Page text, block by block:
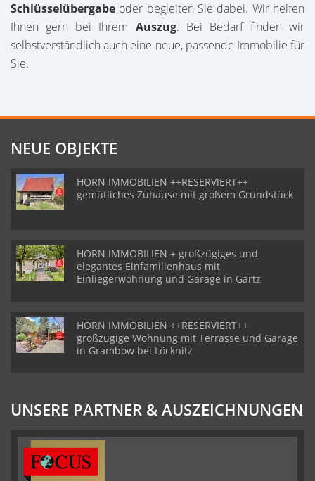
Schlüsselübergabe oder begleiten Sie dabei. Wir helfen
Ihnen gern bei Ihrem Auszug. Bei Bedarf finden wir
selbstverständlich auch eine neue, passende Immobilie für
Sie.
NEUE OBJEKTE
HORN IMMOBILIEN ++RESERVIERT++
gemütliches Zuhause mit großem Grundstück
HORN IMMOBILIEN + großzügiges und
elegantes Einfamilienhaus mit
Einliegerwohnung und Garage in Gartz
HORN IMMOBILIEN ++RESERVIERT++
großzügige Wohnung mit Terrasse und Garage
in Grambow bei Löcknitz
UNSERE PARTNER & AUSZEICHNUNGEN